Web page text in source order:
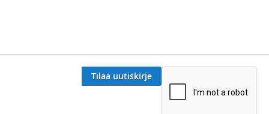
Tilaa uutiskirje